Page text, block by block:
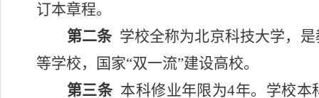
订本章程。
第二条 学校全称为北京科技大学，
等学校，国家“双一流”建设高校。
第三条 本科修业年限为4年。学校本